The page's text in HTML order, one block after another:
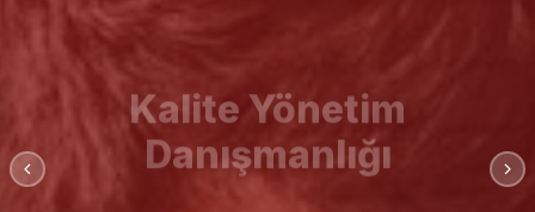
Kalite Yönetim
Danışmanlığı
İşletmeniz için doğru İSO standardını seçin;